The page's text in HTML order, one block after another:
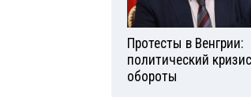
Протесты в Венгрии:
политический
обороты